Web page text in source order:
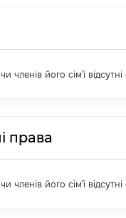
членів його сім'ї
права
членів його сім'ї